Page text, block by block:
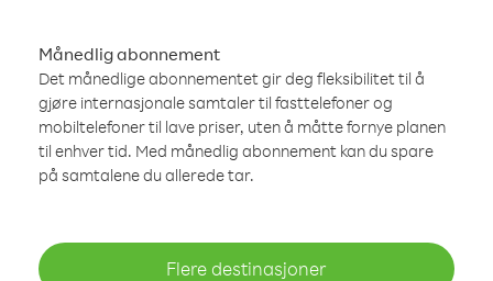
Månedlig abonnement
Det månedlige abonnementet gir deg fleksibilitet til å
gjøre internasjonale samtaler til fasttelefoner og
mobiltelefoner til lave priser, uten å måtte fornye planen
til enhver tid. Med månedlig abonnement kan du spare
på samtalene du allerede tar.
Flere destinasjoner